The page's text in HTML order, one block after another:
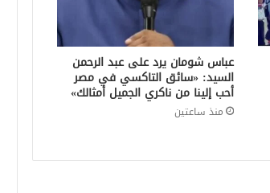
عباس شومان يرد على عبد الرحمن
السيد: «سائق التاكسي في مصر
أحب إلينا من ناكري الجميل أمثالك»
منذ ساعتين